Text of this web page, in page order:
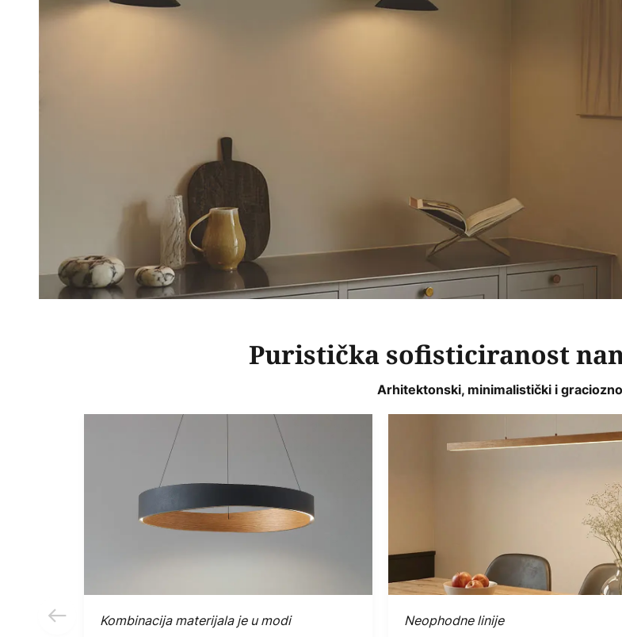
Puristička sofisticiranost
Arhitektonski, minimalistički i
Kombinacija materijala je u modi Neophodne linije